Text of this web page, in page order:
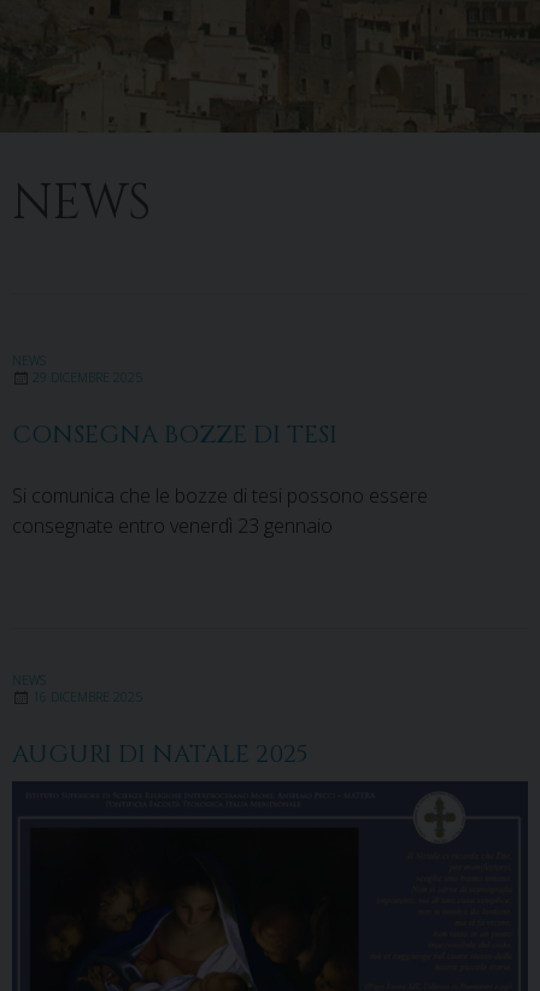
NEWS
NEWS
29 DICEMBRE 2025
CONSEGNA BOZZE DI TESI
Si comunica che le bozze di tesi possono essere
consegnate entro venerdì 23 gennaio
NEWS
16 DICEMBRE 2025
AUGURI DI NATALE 2025